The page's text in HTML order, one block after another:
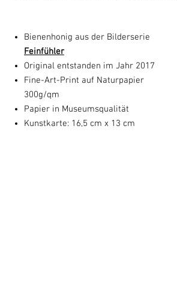
Bienenhonig aus der Bilderserie
Feinfühler
Original entstanden im Jahr 2017
Fine-Art-Print auf Naturpapier
300g/qm
Papier in Museumsqualität
Kunstkarte: 16,5 cm x 13 cm